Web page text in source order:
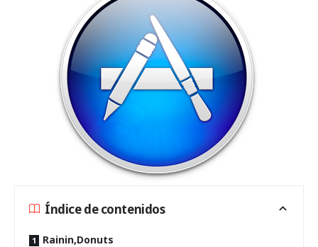
Índice de contenidos
Rainin,Donuts